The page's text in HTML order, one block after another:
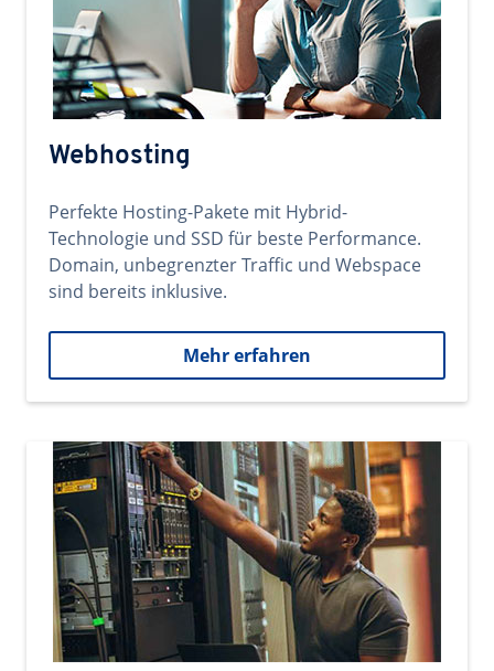
Webhosting
Perfekte Hosting-Pakete mit Hybrid-
Technologie und SSD für beste Performance.
Domain, unbegrenzter Traffic und Webspace
sind bereits inklusive.
Mehr erfahren